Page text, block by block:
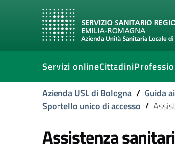
Servizi onlineCittadini
Azienda USL di Bologna / Guida
Sportello unico di accesso /
Assistenza